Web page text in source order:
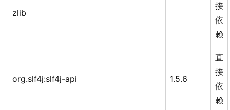
zlib
接
依
赖
org.slf4j:slf4j-api 1.5.6
直
接
依
赖